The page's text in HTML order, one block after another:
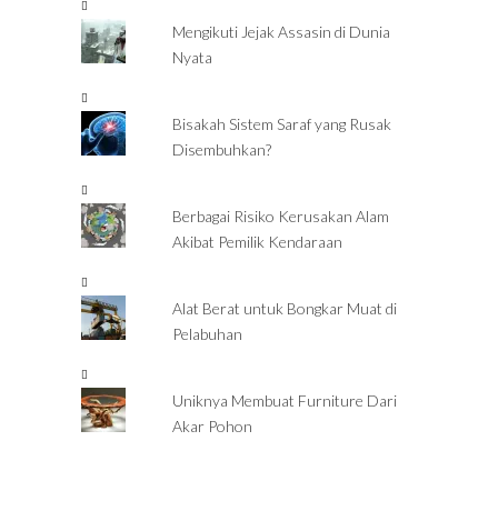
Mengikuti Jejak Assasin di Dunia
Nyata
Bisakah Sistem Saraf yang Rusak
Disembuhkan?
Berbagai Risiko Kerusakan Alam
Akibat Pemilik Kendaraan
Alat Berat untuk Bongkar Muat di
Pelabuhan
Uniknya Membuat Furniture Dari
Akar Pohon